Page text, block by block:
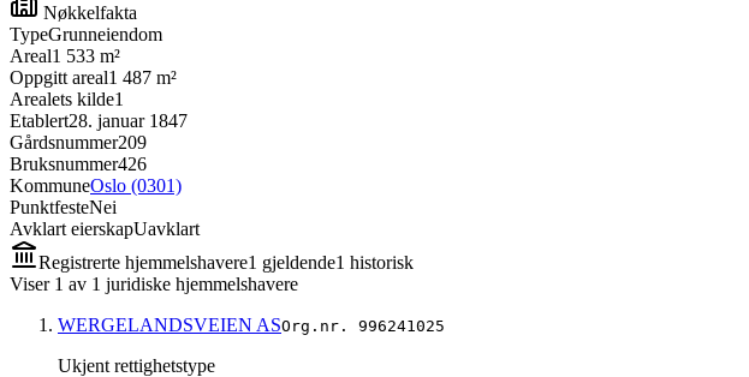
Nøkkelfakta
TypeGrunneiendom
Areal1 533 m²
Oppgitt areal1 487 m²
Arealets kilde1
Etablert28. januar 1847
Gårdsnummer209
Bruksnummer426
KommuneOslo (0301)
PunktfesteNei
Avklart eierskapUavklart
Registrerte hjemmelshavere1 gjeldende1 historisk
Viser 1 av 1 juridiske hjemmelshavere
WERGELANDSVEIEN ASOrg.nr. 996241025
Ukjent rettighetstype